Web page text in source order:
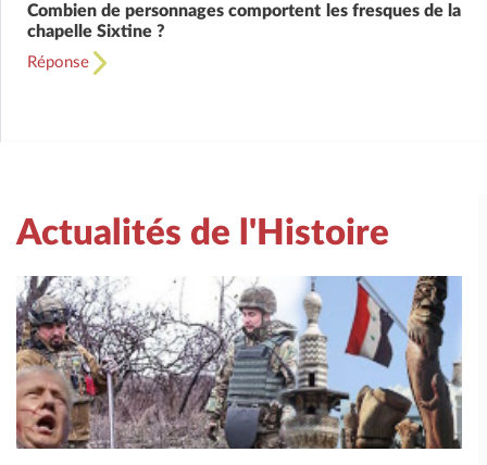
Combien de personnages comportent les fresques de la
chapelle Sixtine ?
Réponse
Actualités de l'Histoire